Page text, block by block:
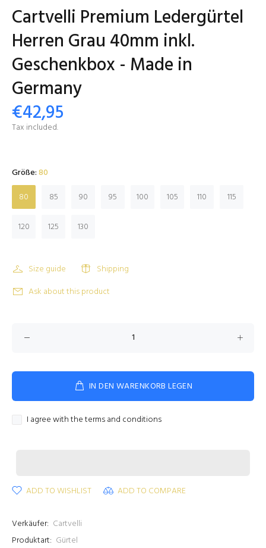
Cartvelli Premium Ledergürtel
Herren Grau 40mm inkl.
Geschenkbox - Made in
Germany
€42,95
Tax included.
Größe:80
80
85 90 95 100 105 110 115
120 125 130
Size guide
Shipping
Ask about this product
IN DEN WARENKORB LEGEN
I agree with the terms and conditions
ADD TO WISHLIST ADD TO COMPARE
Verkäufer: Cartvelli
Produktart: Gürtel